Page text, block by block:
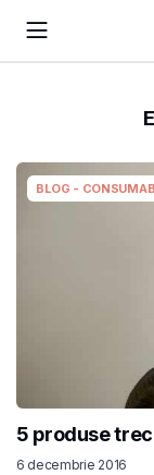
BLOG -
5 produse
6 decembrie 2016